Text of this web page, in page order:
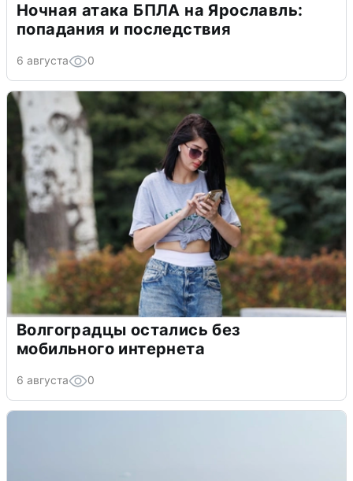
Ночная атака БПЛА на Ярославль:
попадания и последствия
6 августа 0
Волгоградцы остались без
мобильного интернета
6 августа 0